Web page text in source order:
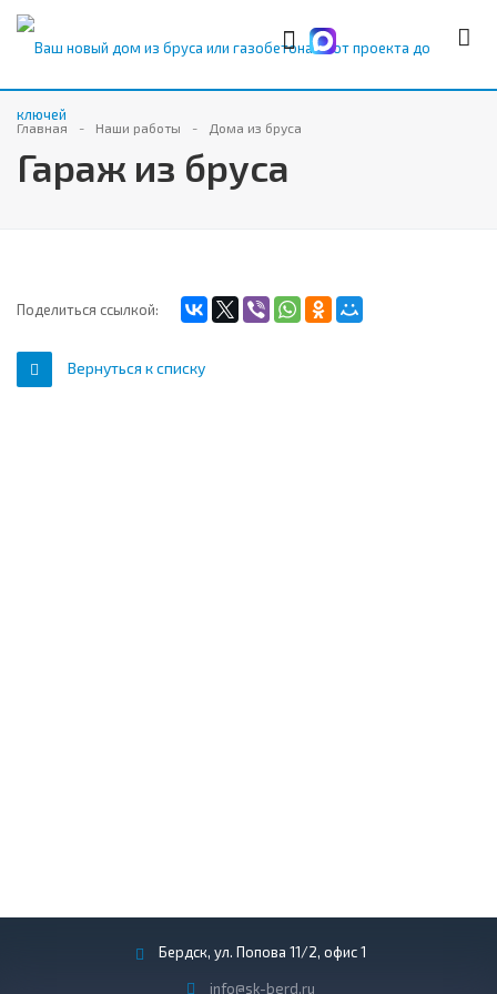
Главная Наши работы Дома из бруса
Гараж из бруса
Поделиться ссылкой:
Вернуться к списку
Бердск, ул. Попова 11/2, офис 1
info@sk-berd.ru